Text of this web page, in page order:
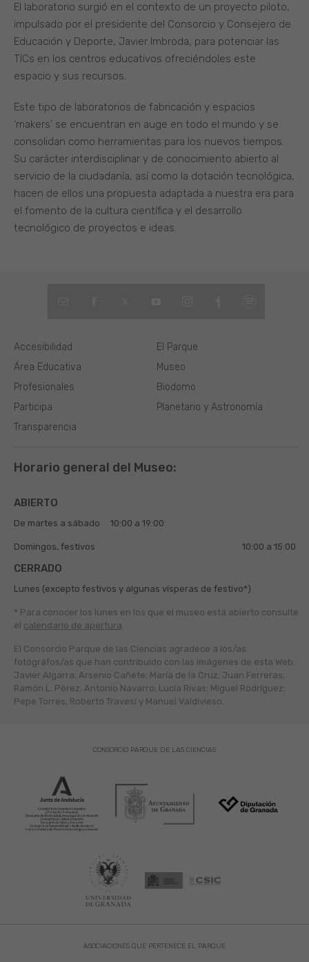
El laboratorio surgió en el contexto de un proyecto piloto,
impulsado por el presidente del Consorcio y Consejero de
Educación y Deporte, Javier Imbroda, para potenciar las
TICs en los centros educativos ofreciéndoles este
espacio y sus recursos.
Este tipo de laboratorios de fabricación y espacios
‘makers’ se encuentran en auge en todo el mundo y se
consolidan como herramientas para los nuevos tiempos.
Su carácter interdisciplinar y de conocimiento abierto al
servicio de la ciudadanía, así como la dotación tecnológica,
hacen de ellos una propuesta adaptada a nuestra era para
el fomento de la cultura científica y el desarrollo
tecnológico de proyectos e ideas.
El Parque
Museo
Biodomo
Planetario y Astronomía
Área Educativa
Profesionales
Participa
Transparencia
Accesibilidad
Horario general del Museo:
ABIERTO
De martes a sábado 10:00 a 19:00
Domingos, festivos 10:00 a 15:00
CERRADO
Lunes (excepto festivos y algunas vísperas de festivo*)
* Para conocer los lunes en los que el museo está abierto consulte
el calendario de apertura
El Consorcio Parque de las Ciencias agradece a los/as
fotógráfos/as que han contribuido con las imágenes de esta Web:
Javier Algarra; Arsenio Cañete; María de la Cruz; Juan Ferreras;
Ramón L. Pérez; Antonio Navarro; Lucía Rivas; Miguel Rodríguez;
Pepe Torres; Roberto Travesí y Manuel Valdivieso.
ASOCIACIONES QUE PERTENECE EL PARQUE
CONSORCIO PARQUE DE LAS CIENCIAS